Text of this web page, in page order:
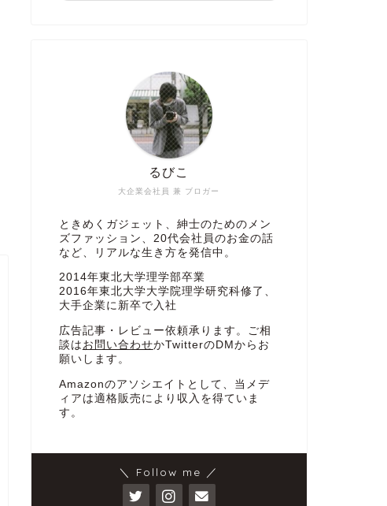
大企業会社員 兼 ブロガー
るびこ
ときめくガジェット、紳士のためのメン
ズファッション、20代会社員のお金の話
など、リアルな生き方を発信中。
2014年東北大学理学部卒業
2016年東北大学大学院理学研究科修了、
大手企業に新卒で入社
広告記事・レビュー依頼承ります。ご相
談は お問い合わせかTwitterのDMからお
願いします。
Amazonのアソシエイトとして、当メデ
ィアは適格販売により収入を得ていま
す。
＼ Follow me ／